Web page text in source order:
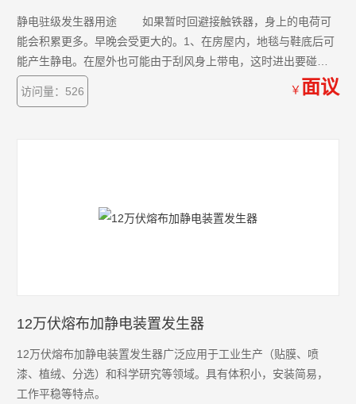
静电驻级发生器用途 如果暂时回避接触铁器，身上的电荷可
能会积累更多。早晚会受更大的。1、在房屋内，地毯与鞋底后可
能产生静电。在屋外也可能由于刮风身上带电，这时进出要碰铁
门时小心，手可能挨电打。反复遇到这样的情况后，可采取如下
办法避免，在碰铁门时。不要直接用手直接接触铁门，而是用手
访问量：526 ￥ 面议
12万伏熔布加静电装置发生器
12万伏熔布加静电装置发生器广泛应用于工业生产（贴膜、喷
漆、植绒、分选）和科学研究等领域。具有体积小，安装简易，
工作平稳等特点。